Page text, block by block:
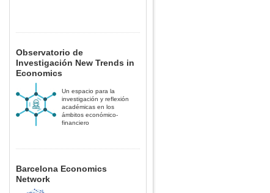
Observatorio de
Investigación New Trends in
Economics
Un espacio para la
investigación y reflexión
académicas en los
ámbitos económico-
financiero
Barcelona Economics
Network